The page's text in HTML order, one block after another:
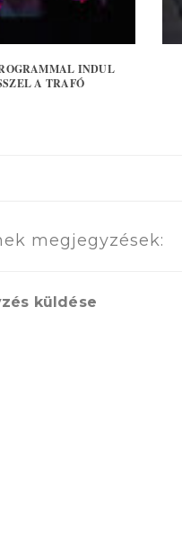
INDUL
A TRAFÓ
megjegyzések:
küldése